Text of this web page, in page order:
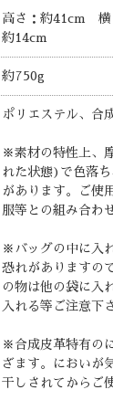
高さ：約41cm 横
約14cm
約750g
ポリエステル、合
※素材の特性上、
れた状態)で色落
があります。ご使
服等との組み合わ
※バッグの中に入
恐れがありますの
の物は他の袋に入
入れる等ご注意下
※合成皮革特有の
ざます。においが
干しされてからご